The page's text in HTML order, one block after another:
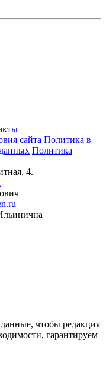
сайта Политика в
Политика
4.
чтобы редакция
гарантируем